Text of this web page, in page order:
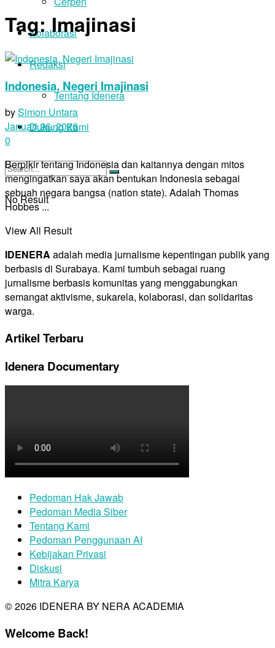
Kolaborasi
Redaksi
Tentang Idenera
Dukung Kami
No Result
View All Result
Tag:Imajinasi
Indonesia, Negeri Imajinasi
bySimon Untara
Januari 26, 2026
0
Berpikir tentang Indonesia dan kaitannya dengan mitos
mengingatkan saya akan bentukan Indonesia sebagai
sebuah negara bangsa (nation state). Adalah Thomas
Hobbes ...
IDENERA adalah media jurnalisme kepentingan publik yang
berbasis di Surabaya. Kami tumbuh sebagai ruang
jurnalisme berbasis komunitas yang menggabungkan
semangat aktivisme, sukarela, kolaborasi, dan solidaritas
warga.
Artikel Terbaru
Idenera Documentary
Pedoman Hak Jawab
Pedoman Media Siber
Tentang Kami
Pedoman Penggunaan AI
Kebijakan Privasi
Diskusi
Mitra Karya
© 2026 IDENERA BY NERA ACADEMIA
Welcome Back!